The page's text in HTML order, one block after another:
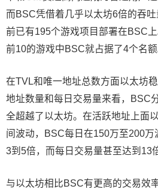
而BSC凭借着几乎以太坊6倍的吞
前已有195个游戏项目部署在BSC
前10的游戏中BSC就占据了4个名额
在TVL和唯一地址总数方面以太坊
地址数量和每日交易量来看，BSC
全超越了以太坊。在活跃地址上面
间波动，BSC每日在150万至200万
3到5倍，而每日交易量甚至达到13
与以太坊相比BSC有更高的交易效